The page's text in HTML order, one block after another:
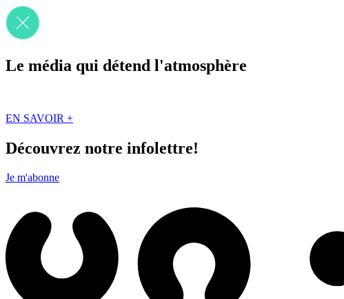
Le média qui détend l'atmosphère
EN SAVOIR +
Découvrez notre infolettre!
Je m'abonne